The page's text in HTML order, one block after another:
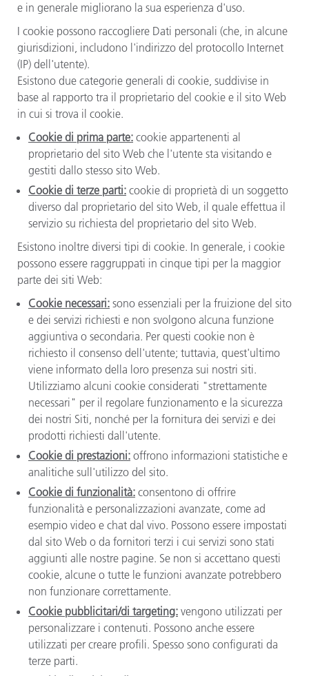
e in generale migliorano la sua esperienza d'uso.
I cookie possono raccogliere Dati personali (che, in alcune
giurisdizioni, includono l'indirizzo del protocollo Internet
(IP) dell'utente).
Esistono due categorie generali di cookie, suddivise in
base al rapporto tra il proprietario del cookie e il sito Web
in cui si trova il cookie.
Cookie di prima parte: cookie appartenenti al
proprietario del sito Web che l'utente sta visitando e
gestiti dallo stesso sito Web.
Cookie di terze parti: cookie di proprietà di un soggetto
diverso dal proprietario del sito Web, il quale effettua il
servizio su richiesta del proprietario del sito Web.
Esistono inoltre diversi tipi di cookie. In generale, i cookie
possono essere raggruppati in cinque tipi per la maggior
parte dei siti Web:
Cookie necessari: sono essenziali per la fruizione del sito
e dei servizi richiesti e non svolgono alcuna funzione
aggiuntiva o secondaria. Per questi cookie non è
richiesto il consenso dell'utente; tuttavia, quest'ultimo
viene informato della loro presenza sui nostri siti.
Utilizziamo alcuni cookie considerati "strettamente
necessari" per il regolare funzionamento e la sicurezza
dei nostri Siti, nonché per la fornitura dei servizi e dei
prodotti richiesti dall'utente.
Cookie di prestazioni: offrono informazioni statistiche e
analitiche sull'utilizzo del sito.
Cookie di funzionalità: consentono di offrire
funzionalità e personalizzazioni avanzate, come ad
esempio video e chat dal vivo. Possono essere impostati
dal sito Web o da fornitori terzi i cui servizi sono stati
aggiunti alle nostre pagine. Se non si accettano questi
cookie, alcune o tutte le funzioni avanzate potrebbero
non funzionare correttamente.
Cookie pubblicitari/di targeting: vengono utilizzati per
personalizzare i contenuti. Possono anche essere
utilizzati per creare profili. Spesso sono configurati da
terze parti.